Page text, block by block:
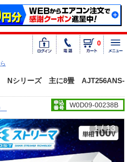
0
Nシリーズ 主に8畳 AJT256ANS-
W0D09-00238B
1 / 13